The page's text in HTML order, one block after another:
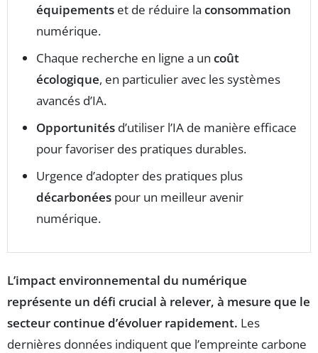
équipements et de réduire la consommation
numérique.
Chaque recherche en ligne a un coût
écologique, en particulier avec les systèmes
avancés d’IA.
Opportunités d’utiliser l’IA de manière efficace
pour favoriser des pratiques durables.
Urgence d’adopter des pratiques plus
décarbonées pour un meilleur avenir
numérique.
L’impact environnemental du numérique
représente un défi crucial à relever, à mesure que le
secteur continue d’évoluer rapidement. Les
dernières données indiquent que l’empreinte carbone